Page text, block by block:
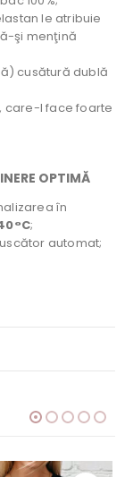
le atribuie
şi menţină
cusătură dublă
care-l face foarte
OPTIMĂ
în
;
automat;